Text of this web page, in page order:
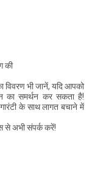
की
विवरण भी जानें, यदि आपको
का समर्थन कर सकता है!
के साथ लागत बचाने में
से अभी संपर्क करें!